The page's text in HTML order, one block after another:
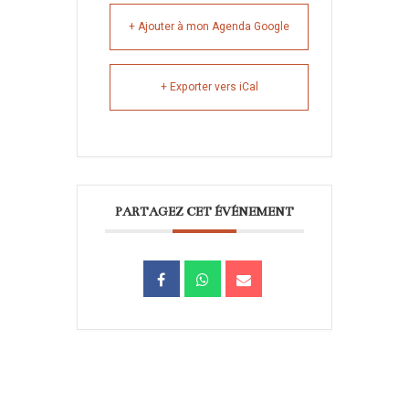
+ Ajouter à mon Agenda Google
+ Exporter vers iCal
PARTAGEZ CET ÉVÉNEMENT